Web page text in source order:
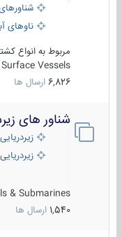
شناورهای
ناوهای
مربوط به انواع
Surface Vessels
6,826 ارسال ها
شناور های
زیردریایی
& Submarines
1,540 ارسال ها